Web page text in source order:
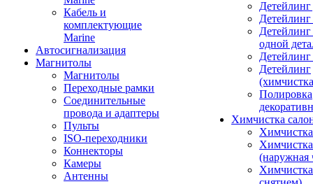
Кабель и
комплектующие
Marine
Автосигнализация
Магнитолы
Магнитолы
Переходные рамки
Соединительные
провода и адаптеры
Пульты
ISO-переходники
Коннекторы
Камеры
Антенны
Детейлинг
одной
Детейлинг
Полировка
Химчистка
(наружная